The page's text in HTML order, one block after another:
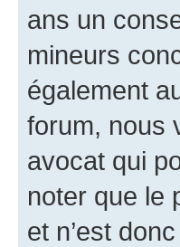
ans un
mineurs
également
forum, nous
avocat qui
noter que le
et n’est